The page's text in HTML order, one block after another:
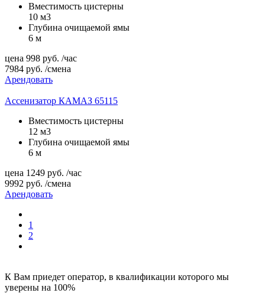
Вместимость цистерны
10 м3
Глубина очищаемой ямы
6 м
цена 998 руб. /час
7984 руб. /смена
Арендовать
Ассенизатор КАМАЗ 65115
Вместимость цистерны
12 м3
Глубина очищаемой ямы
6 м
цена 1249 руб. /час
9992 руб. /смена
Арендовать
1
2
К Вам приедет оператор, в квалификации которого мы
уверены на 100%